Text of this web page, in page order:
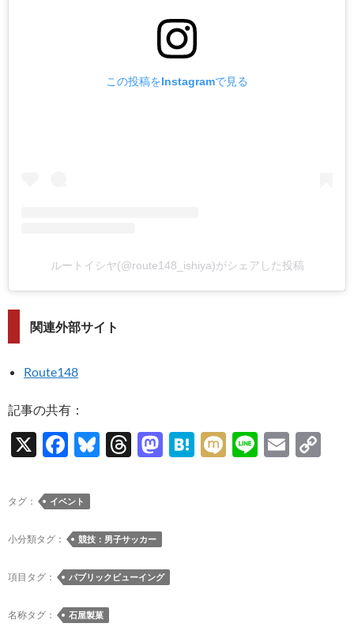
この投稿をInstagramで見る
ルートイシヤ(@route148_ishiya)がシェアした投稿
関連外部サイト
Route148
記事の共有：
X
F
e
o
o
Bl
y
T
ds
M
n
H
M Li
E
タグ： イベント
小分類タグ： 競技：男子サッカー
項目タグ： パブリックビューイング
名称タグ： 石屋製菓